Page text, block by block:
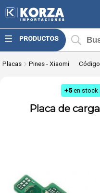
Compartir por email
PRODUCTOS ¿Tienes
Placas Pines - Xiaomi
+5en stock
Placa de